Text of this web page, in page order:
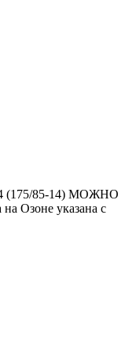
85-14) МОЖНО
Озоне указана с